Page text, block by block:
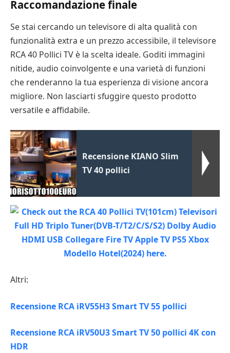
Raccomandazione finale
Se stai cercando un televisore di alta qualità con
funzionalità extra e un prezzo accessibile, il televisore
RCA 40 Pollici TV è la scelta ideale. Goditi immagini
nitide, audio coinvolgente e una varietà di funzioni
che renderanno la tua esperienza di visione ancora
migliore. Non lasciarti sfuggire questo prodotto
versatile e affidabile.
Recensione KIANO Slim
TV 40 pollici
Altri:
Recensione RCA iRV55H3 Smart TV 55 pollici
Recensione RCA iRV50U3 Smart TV 50 pollici 4K con
HDR